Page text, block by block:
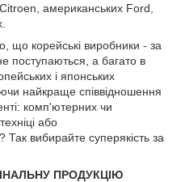
американських Ford,
що корейські виробники - за
поступаються, а багато в
і японських
найкраще співвідношення
комп'ютерних чи
або
Так вибирайте суперякість за
ПРОДУКЦІЮ